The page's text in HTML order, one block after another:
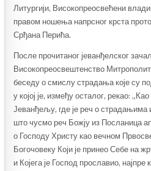
Литургији, Високопреосвећени
правом ношења напрсног крста
Срђана Перића.
После прочитаног јеванђелског
Високопреосвештенство Митрополит
беседу о смислу страдања које су
у којој је, између осталог, рекао:
Јеванђељу, где је реч о страдањима
што чусмо реч Божју из Посланица
о Господу Христу као вечном
Богочовеку Који је принео Себе на
и Којега је Господ прославио,